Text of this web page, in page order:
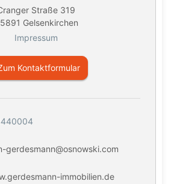
Straße 319
Gelsenkirchen
Impressum
Kontaktformular
gerdesmann@osnowski.com
immobilien.de